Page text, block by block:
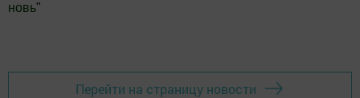
новь"
Перейти на страницу новости